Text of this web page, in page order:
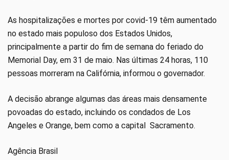
As hospitalizações e mortes por covid-19 têm aumentado
no estado mais populoso dos Estados Unidos,
principalmente a partir do fim de semana do feriado do
Memorial Day, em 31 de maio. Nas últimas 24 horas, 110
pessoas morreram na Califórnia, informou o governador.
A decisão abrange algumas das áreas mais densamente
povoadas do estado, incluindo os condados de Los
Angeles e Orange, bem como a capital Sacramento.
Agência Brasil